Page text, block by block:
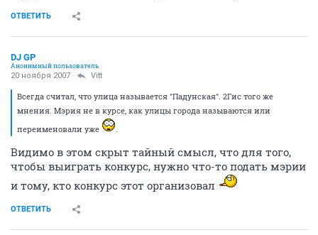
ОТВЕТИТЬ
DJ GP
Анонимный пользователь
20 ноября 2007 Vitt
Всегда считал, что улица называется "Падунская". 2Гис того же
мнения. Мэрия не в курсе, как улицы города называются или
переименовали уже
.
Видимо в этом скрыт тайный смысл, что для того,
чтобы выиграть конкурс, нужно что-то подать мэрии
и тому, кто конкурс этот организовал
ОТВЕТИТЬ